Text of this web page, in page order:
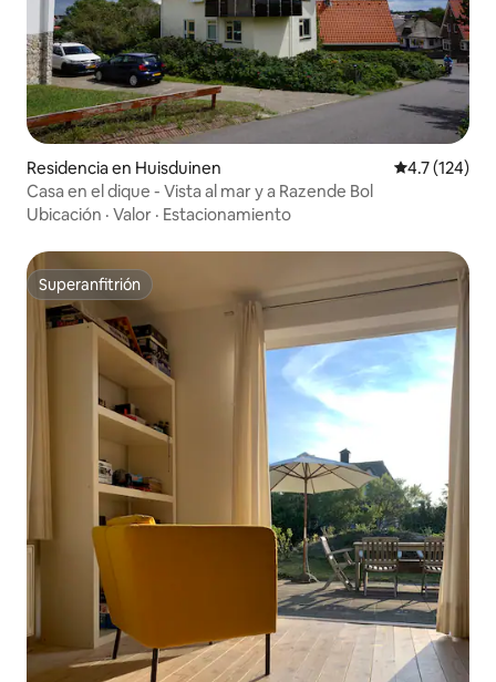
Residencia en Huisduinen Calificación
4.7 (124)
Casa en el dique - Vista al mar y a Razende Bol
Ubicación · Valor · Estacionamiento
Superanfitrión
Superanfitrión